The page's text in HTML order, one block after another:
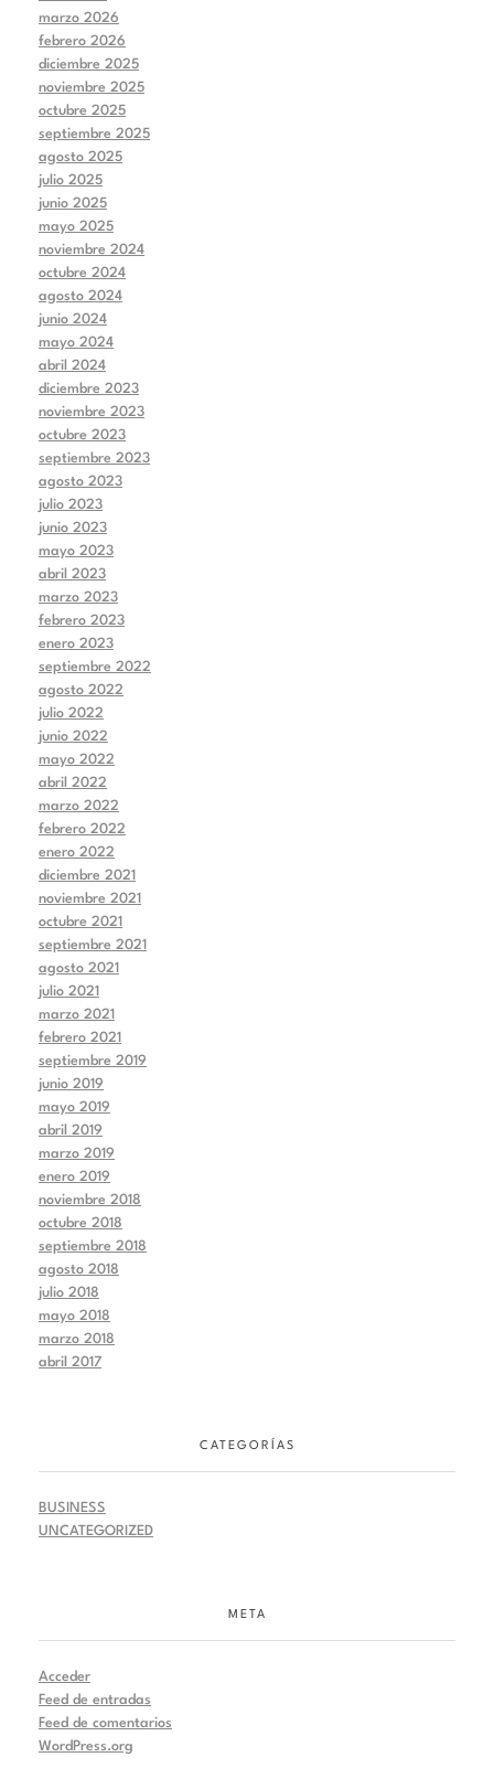
marzo 2026
febrero 2026
diciembre 2025
noviembre 2025
octubre 2025
septiembre 2025
agosto 2025
julio 2025
junio 2025
mayo 2025
noviembre 2024
octubre 2024
agosto 2024
junio 2024
mayo 2024
abril 2024
diciembre 2023
noviembre 2023
octubre 2023
septiembre 2023
agosto 2023
julio 2023
junio 2023
mayo 2023
abril 2023
marzo 2023
febrero 2023
enero 2023
septiembre 2022
agosto 2022
julio 2022
junio 2022
mayo 2022
abril 2022
marzo 2022
febrero 2022
enero 2022
diciembre 2021
noviembre 2021
octubre 2021
septiembre 2021
agosto 2021
julio 2021
marzo 2021
febrero 2021
septiembre 2019
junio 2019
mayo 2019
abril 2019
marzo 2019
enero 2019
noviembre 2018
octubre 2018
septiembre 2018
agosto 2018
julio 2018
mayo 2018
marzo 2018
abril 2017
CATEGORÍAS
BUSINESS
UNCATEGORIZED
META
Acceder
Feed de entradas
Feed de comentarios
WordPress.org